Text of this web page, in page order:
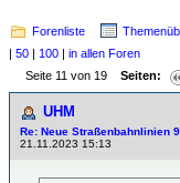
Forenliste
| 50 | 100 | in allen Foren
Seite 11 von 19 Seiten:
UHM
Re: Neue Straßenbahnlinien
21.11.2023 15:13